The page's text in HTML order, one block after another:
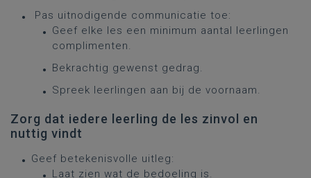
Pas uitnodigende communicatie toe:
Geef elke les een minimum aantal leerlingen
complimenten.
Bekrachtig gewenst gedrag.
Spreek leerlingen aan bij de voornaam.
Zorg dat iedere leerling de les zinvol en
nuttig vindt
Geef betekenisvolle uitleg:
Laat zien wat de bedoeling is.